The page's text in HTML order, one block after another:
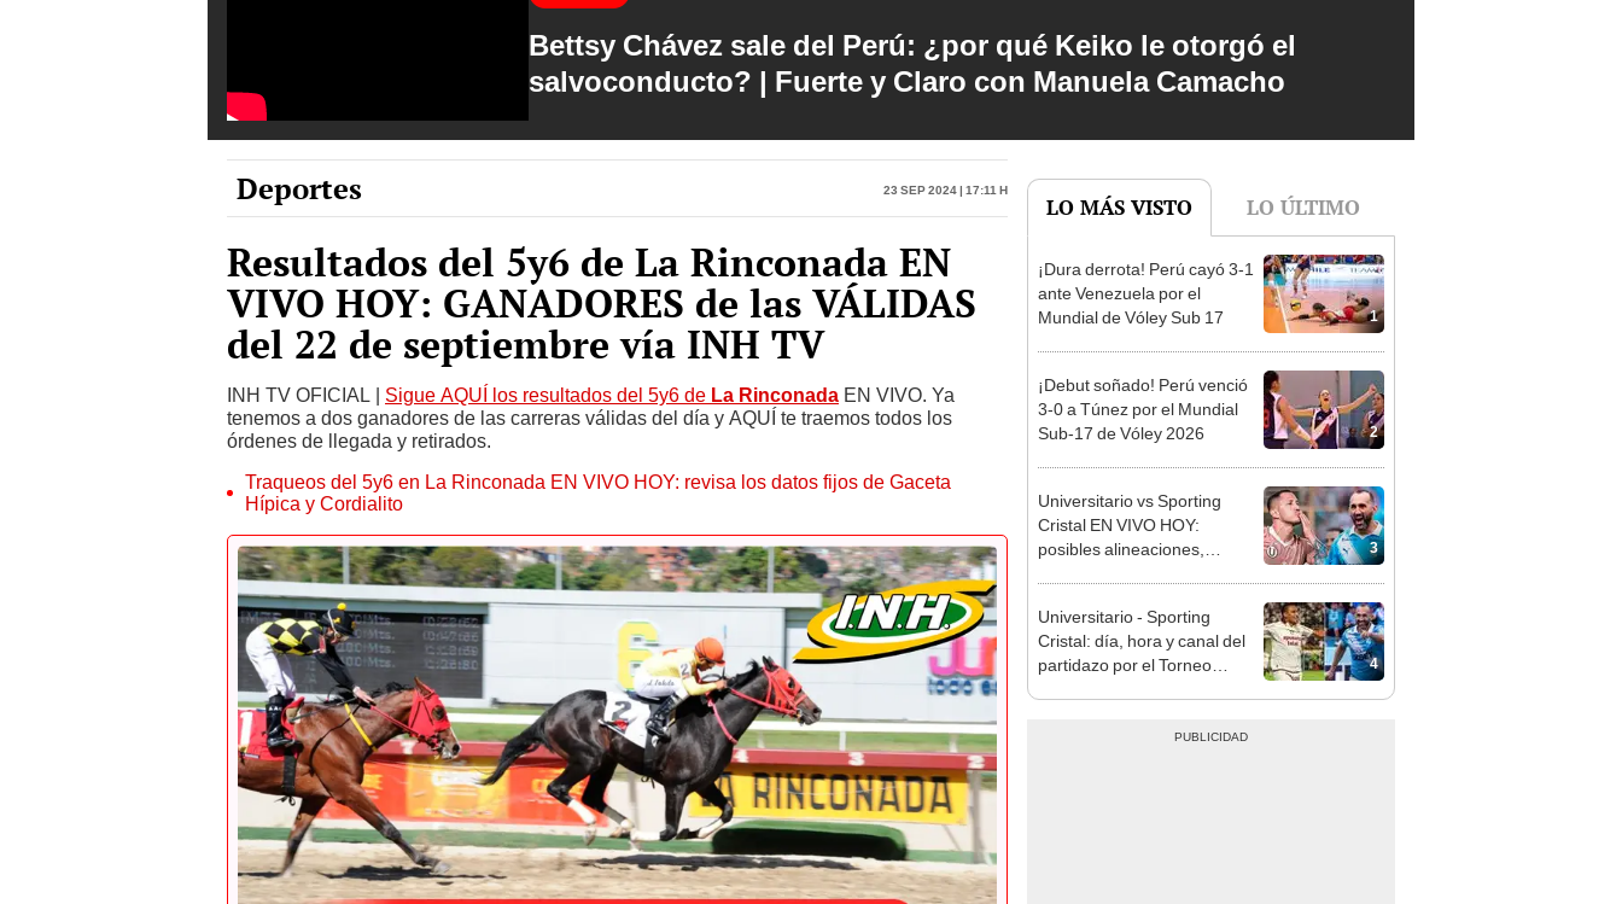
Bettsy Chávez sale del Perú: ¿por qué Keiko le otorgó el
salvoconducto? | Fuerte y Claro con Manuela Camacho
Deportes 23 Sep 2024 | 17:11 h
Resultados del 5y6 de La Rinconada EN
VIVO HOY: GANADORES de las VÁLIDAS
del 22 de septiembre vía INH TV
INH TV OFICIAL | Sigue AQUÍ los resultados del 5y6 de La Rinconada EN VIVO. Ya
tenemos a dos ganadores de las carreras válidas del día y AQUÍ te traemos todos los
órdenes de llegada y retirados.
Traqueos del 5y6 en La Rinconada EN VIVO HOY: revisa los datos fijos de Gaceta
Hípica y Cordialito
LO MÁS VISTO LO ÚLTIMO
1
¡Dura derrota! Perú cayó 3-1
ante Venezuela por el
Mundial de Vóley Sub 17
2
¡Debut soñado! Perú venció
3-0 a Túnez por el Mundial
Sub-17 de Vóley 2026
3
Universitario vs Sporting
Cristal EN VIVO HOY:
posibles alineaciones,
Torneo Clausura 2026
4
Universitario - Sporting
Cristal: día, hora y canal del
partidazo por el Torneo